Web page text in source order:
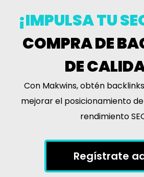
¡IMPULSA TU
COMPRA DE
DE
Con Makwins, obtén
mejorar el posicionamiento
rendimiento
Regístrate